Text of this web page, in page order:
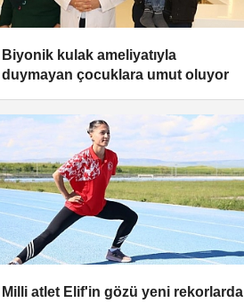
Biyonik kulak ameliyatıyla
duymayan çocuklara umut oluyor
Milli atlet Elif'in gözü yeni rekorlarda